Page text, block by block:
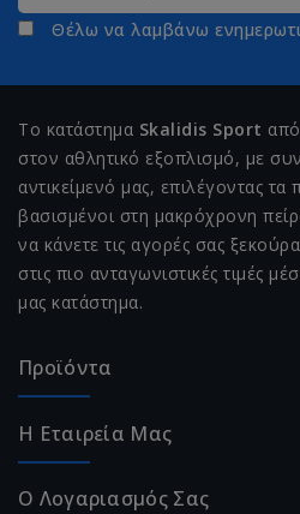
Θέλω να λαμβάνω
Το κατάστημα Skalidis Sport
στον αθλητικό εξοπλισμό, με
αντικείμενό μας, επιλέγοντας τα
βασισμένοι στη μακρόχρονη
να κάνετε τις αγορές σας
στις πιο ανταγωνιστικές τιμές
μας κατάστημα.
Προϊόντα
Η Εταιρεία Μας
Ο Λογαριασμός Σας